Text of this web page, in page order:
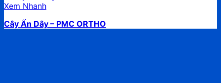
Xem Nhanh
Cây Ấn Dây – PMC ORTHO